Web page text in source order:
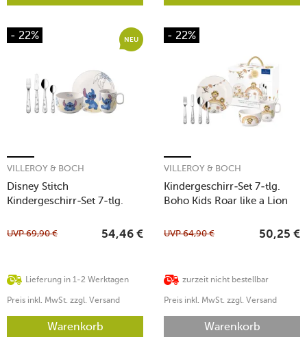
- 22% NEU
Disney Stitch
Kindergeschirr-Set 7-tlg.
VILLEROY & BOCH
Lieferung in 1-2 Werktagen
UVP69,90 € 54,46 €
Preis inkl. MwSt. zzgl. Versand
Warenkorb
- 22%
Kindergeschirr-Set 7-tlg.
Boho Kids Roar like a Lion
VILLEROY & BOCH
zurzeit nicht bestellbar
UVP64,90 € 50,25 €
Preis inkl. MwSt. zzgl. Versand
Warenkorb